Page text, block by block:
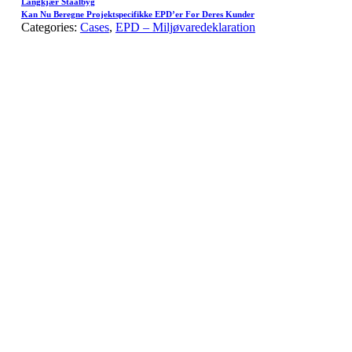
Kan Nu Beregne Projektspecifikke EPD’er For Deres Kunder
Categories: Cases, EPD – Miljøvaredeklaration